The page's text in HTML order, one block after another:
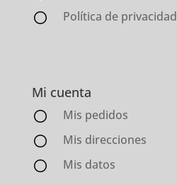
Política de privacidad
Mi cuenta
Mis pedidos
Mis direcciones
Mis datos